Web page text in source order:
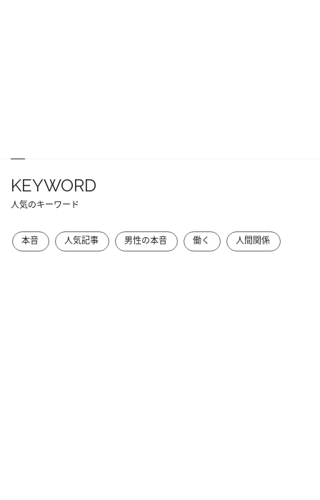
KEYWORD
人気のキーワード
本音 人気記事 男性の本音 働く 人間関係